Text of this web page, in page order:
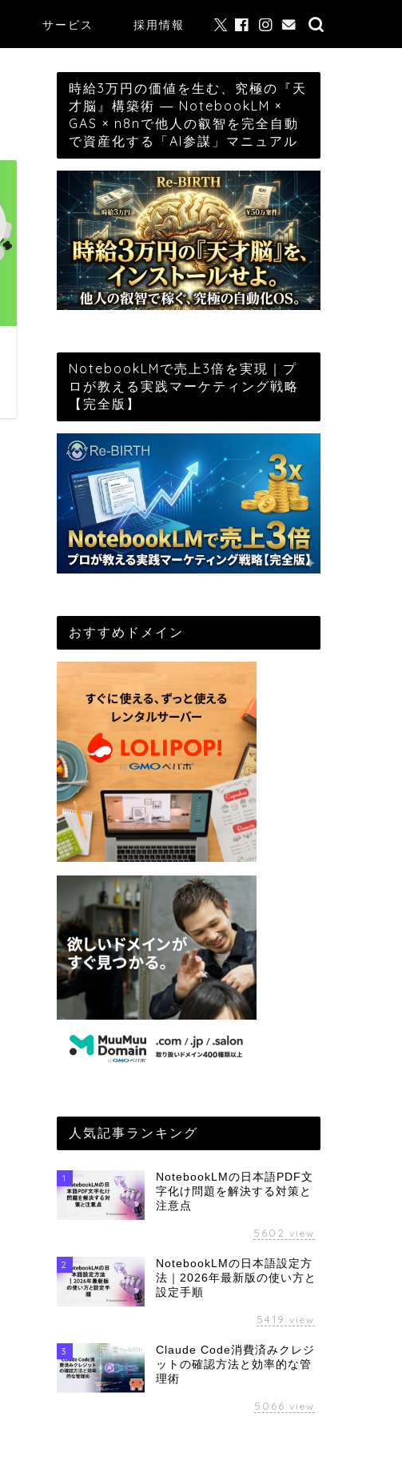
サービス 採用情報
時給3万円の価値を生む、究極の『天
才脳』構築術 ― NotebookLM ×
GAS × n8nで他人の叡智を完全自動
で資産化する「AI参謀」マニュアル
NotebookLMで売上3倍を実現｜プ
ロが教える実践マーケティング戦略
【完全版】
おすすめドメイン
人気記事ランキング
1
NotebookLMの日本語PDF文
字化け問題を解決する対策と
注意点
5602 view
2
NotebookLMの日本語設定方
法｜2026年最新版の使い方と
設定手順
5419 view
3
Claude Code消費済みクレジ
ットの確認方法と効率的な管
理術
5066 view